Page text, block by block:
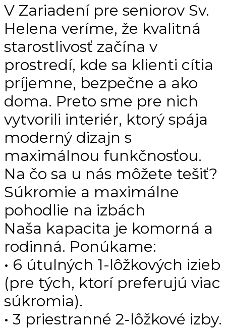
​V Zariadení pre seniorov Sv.
Helena veríme, že kvalitná
starostlivosť začína v
prostredí, kde sa klienti cítia
príjemne, bezpečne a ako
doma. Preto sme pre nich
vytvorili interiér, ktorý spája
moderný dizajn s
maximálnou funkčnosťou.
​Na čo sa u nás môžete tešiť?
Súkromie a maximálne
pohodlie na izbách
​Naša kapacita je komorná a
rodinná. Ponúkame:
• ​6 útulných 1-lôžkových izieb
(pre tých, ktorí preferujú viac
súkromia).
• ​3 priestranné 2-lôžkové izby.